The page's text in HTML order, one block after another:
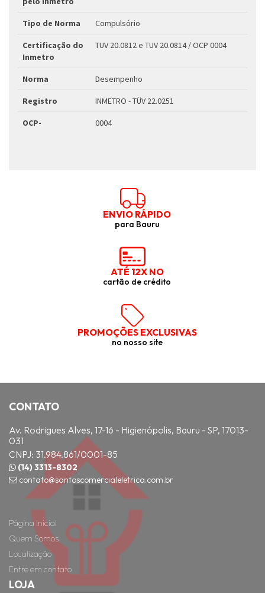
Tipo de Norma Compulsório
Certificação do
Inmetro
TUV 20.0812 e TUV 20.0814 / OCP 0004
Norma Desempenho
Registro INMETRO - TÜV 22.0251
OCP- 0004
ENVIO RÁPIDO
para Bauru
ATÉ 12X NO
cartão de crédito
PROMOÇÕES EXCLUSIVAS
no nosso site
CONTATO
Av. Rodrigues Alves, 17-16 - Higienópolis, Bauru - SP, 17013-
031
CNPJ: 31.984.861/0001-85
(14) 3313-8302
contato@santoscomercialeletrica.com.br
Página Inicial
Quem Somos
Localização
Entre em contato
LOJA